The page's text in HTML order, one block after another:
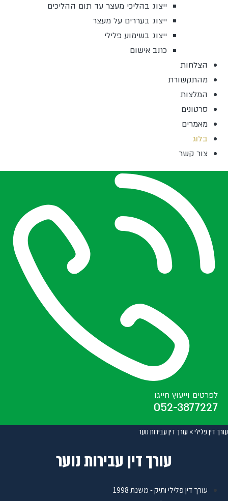
ייצוג בהליכי מעצר עד תום ההליכים
ייצוג בעררים על מעצר
ייצוג בשימוע פלילי
כתב אישום
הצלחות
מהתקשורת
המלצות
סרטונים
מאמרים
בלוג
צור קשר
לפרטים וייעוץ חייגו
052-3877227
עורך דין פלילי» עורך דין עבירות נוער
עורך דין עבירות נוער
עורך דין פלילי ותיק - משנת 1998